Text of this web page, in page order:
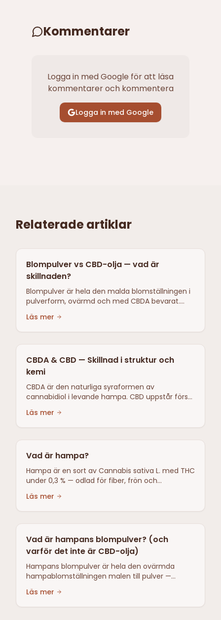
Kommentarer
Logga in med Google för att läsa
kommentarer och kommentera
Logga in med Google
Relaterade artiklar
Blompulver vs CBD-olja — vad är
skillnaden?
Blompulver är hela den malda blomställningen i
pulverform, ovärmd och med CBDA bevarat.
säljer blompulver, inte CBD-olja.
Läs mer
CBDA & CBD — Skillnad i struktur och
kemi
CBDA är den naturliga syraformen av
cannabidiol i levande hampa. CBD uppstår först
COOH-grupp, polaritet, kemi.
Läs mer
Vad är hampa?
Hampa är en sort av Cannabis sativa L. med THC
under 0,3 % — odlad för fiber, frön och
industrihampa från narkotikaklassad cannabis.
Läs mer
Vad är hampans blompulver? (och
varför det inte är CBD-olja)
Hampans blompulver är hela den ovärmda
hampablomställningen malen till pulver —
Naturligt CBDA-rikt, ungefär hälften frö och
hälften blomma, total THC under 0,3 %.
Läs mer